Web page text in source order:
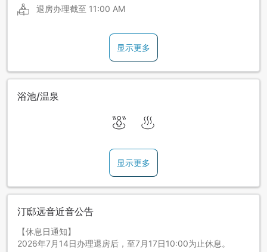
退房办理截至 11:00 AM
显示更多
浴池/温泉
显示更多
汀邸远音近音公告
【休息日通知】
2026年7月14日办理退房后，至7月17日10:00为止休息。